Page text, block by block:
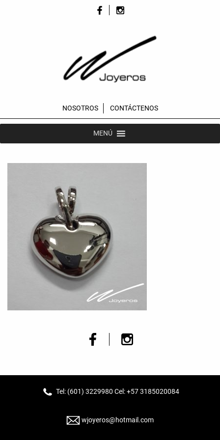
NOSOTROS CONTÁCTENOS
MENÚ
Tel: (601) 3229980 Cel: +57 3185020084
wjoyeros@hotmail.com